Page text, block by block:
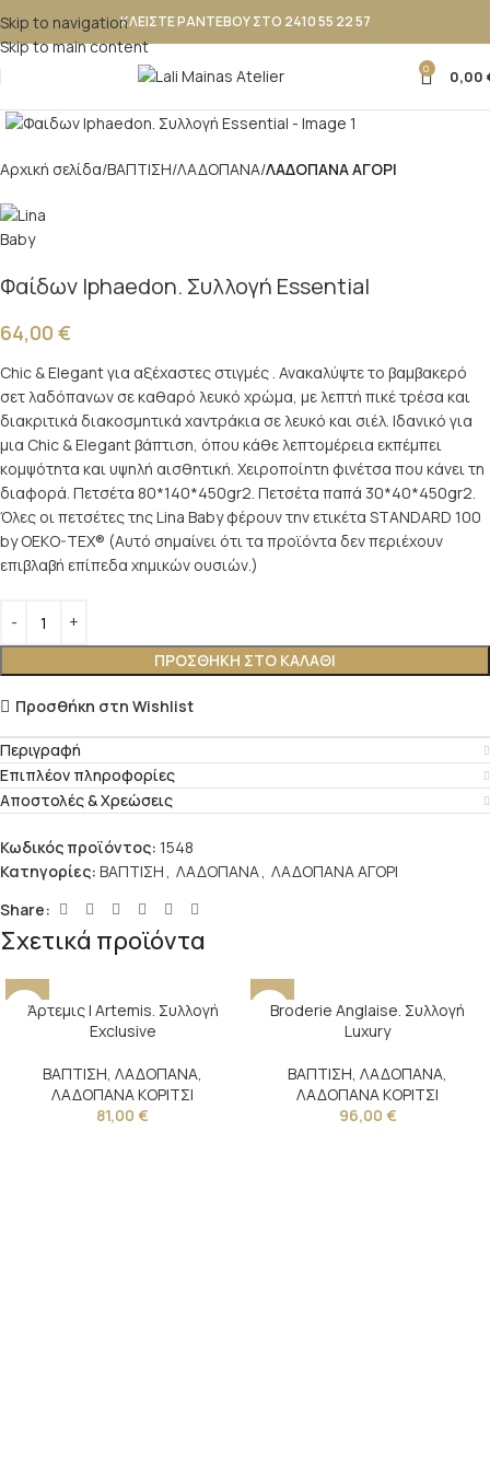
Skip to navigation
Skip to main content
ΚΛΕΙΣΤΕ ΡΑΝΤΕΒΟΥ ΣΤΟ 2410 55 22 57
0 0,00
Αρχική σελίδα ΒΑΠΤΙΣΗ ΛΑΔΟΠΑΝΑ ΛΑΔΟΠΑΝΑ ΑΓΟΡΙ
Φαίδων |phaedon. Συλλογή Essential
64,00 €
Chic & Elegant για αξέχαστες στιγμές . Ανακαλύψτε το βαμβακερό
σετ λαδόπανων σε καθαρό λευκό χρώμα, με λεπτή πικέ τρέσα και
διακριτικά διακοσμητικά χαντράκια σε λευκό και σιέλ. Ιδανικό για
μια Chic & Elegant βάπτιση, όπου κάθε λεπτομέρεια εκπέμπει
κομψότητα και υψηλή αισθητική. Χειροποίητη φινέτσα που κάνει τη
διαφορά. Πετσέτα 80*140*450gr2. Πετσέτα παπά 30*40*450gr2.
Όλες οι πετσέτες της Lina Baby φέρουν την ετικέτα STANDARD 100
by OEKO-TEX® (Αυτό σημαίνει ότι τα προϊόντα δεν περιέχουν
επιβλαβή επίπεδα χημικών ουσιών.)
ΠΡΟΣΘΉΚΗ ΣΤΟ ΚΑΛΆΘΙ
Προσθήκη στη Wishlist
Περιγραφή
Επιπλέον πληροφορίες
Αποστολές & Χρεώσεις
Κωδικός προϊόντος: 1548
Κατηγορίες: ΒΑΠΤΙΣΗ, ΛΑΔΟΠΑΝΑ, ΛΑΔΟΠΑΝΑ ΑΓΟΡΙ
Share:
Σχετικά προϊόντα
Άρτεμις | Artemis. Συλλογή
Exclusive
ΒΑΠΤΙΣΗ, ΛΑΔΟΠΑΝΑ,
ΛΑΔΟΠΑΝΑ ΚΟΡΙΤΣΙ
81,00 €
Broderie Anglaise. Συλλογή
Luxury
ΒΑΠΤΙΣΗ, ΛΑΔΟΠΑΝΑ,
ΛΑΔΟΠΑΝΑ ΚΟΡΙΤΣΙ
96,00 €